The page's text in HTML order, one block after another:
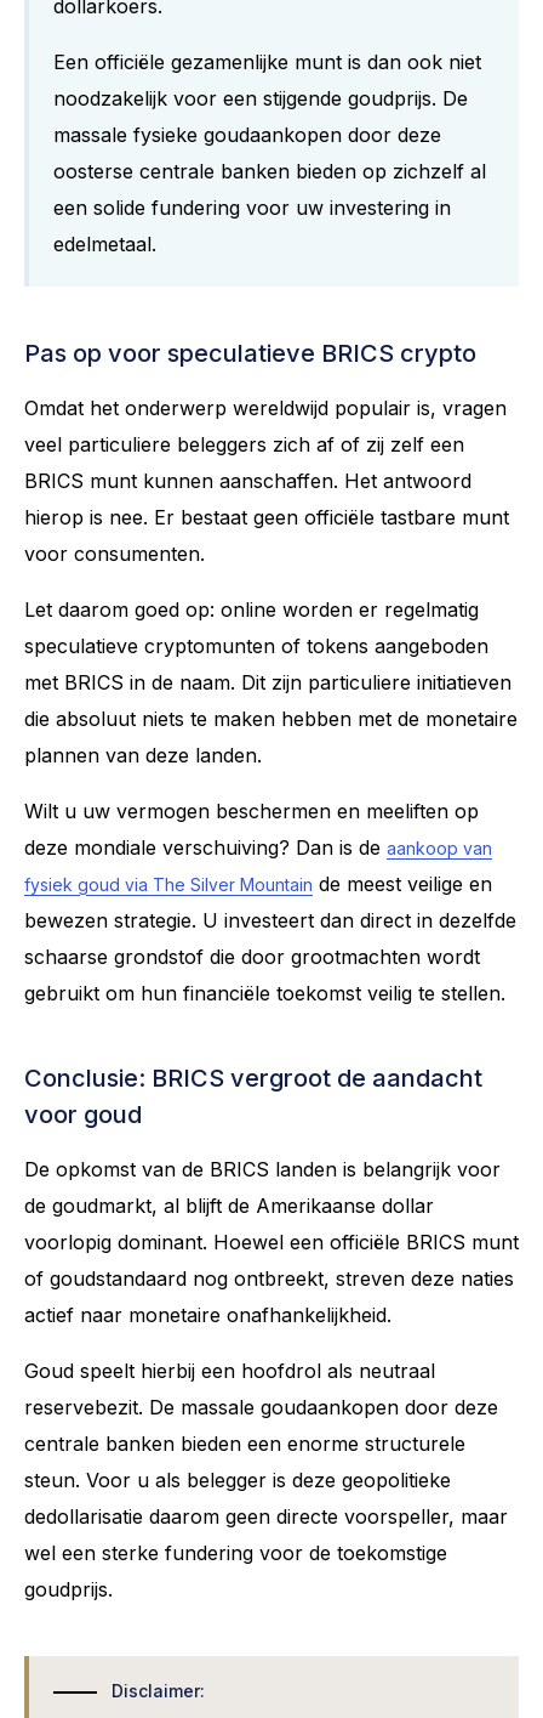
dollarkoers.
Een officiële gezamenlijke munt is dan ook niet
noodzakelijk voor een stijgende goudprijs. De
massale fysieke goudaankopen door deze
oosterse centrale banken bieden op zichzelf al
een solide fundering voor uw investering in
edelmetaal.
Pas op voor speculatieve BRICS crypto
Omdat het onderwerp wereldwijd populair is, vragen
veel particuliere beleggers zich af of zij zelf een
BRICS munt kunnen aanschaffen. Het antwoord
hierop is nee. Er bestaat geen officiële tastbare munt
voor consumenten.
Let daarom goed op: online worden er regelmatig
speculatieve cryptomunten of tokens aangeboden
met BRICS in de naam. Dit zijn particuliere initiatieven
die absoluut niets te maken hebben met de monetaire
plannen van deze landen.
Wilt u uw vermogen beschermen en meeliften op
deze mondiale verschuiving? Dan is de aankoop van
fysiek goud via The Silver Mountain de meest veilige en
bewezen strategie. U investeert dan direct in dezelfde
schaarse grondstof die door grootmachten wordt
gebruikt om hun financiële toekomst veilig te stellen.
Conclusie: BRICS vergroot de aandacht
voor goud
De opkomst van de BRICS landen is belangrijk voor
de goudmarkt, al blijft de Amerikaanse dollar
voorlopig dominant. Hoewel een officiële BRICS munt
of goudstandaard nog ontbreekt, streven deze naties
actief naar monetaire onafhankelijkheid.
Goud speelt hierbij een hoofdrol als neutraal
reservebezit. De massale goudaankopen door deze
centrale banken bieden een enorme structurele
steun. Voor u als belegger is deze geopolitieke
dedollarisatie daarom geen directe voorspeller, maar
wel een sterke fundering voor de toekomstige
goudprijs.
Disclaimer: